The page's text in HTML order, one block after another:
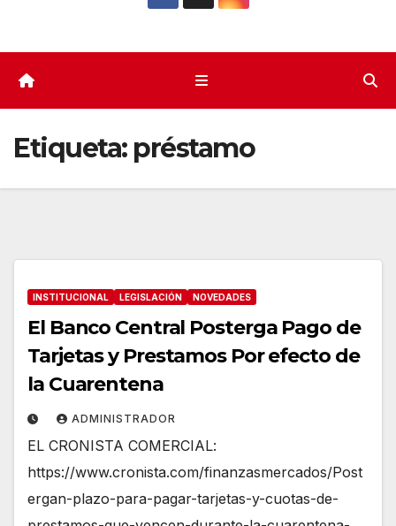
Etiqueta: préstamo
INSTITUCIONAL LEGISLACIÓN NOVEDADES
El Banco Central Posterga Pago de
Tarjetas y Prestamos Por efecto de
la Cuarentena
ADMINISTRADOR
EL CRONISTA COMERCIAL:
https://www.cronista.com/finanzasmercados/Post
ergan-plazo-para-pagar-tarjetas-y-cuotas-de-